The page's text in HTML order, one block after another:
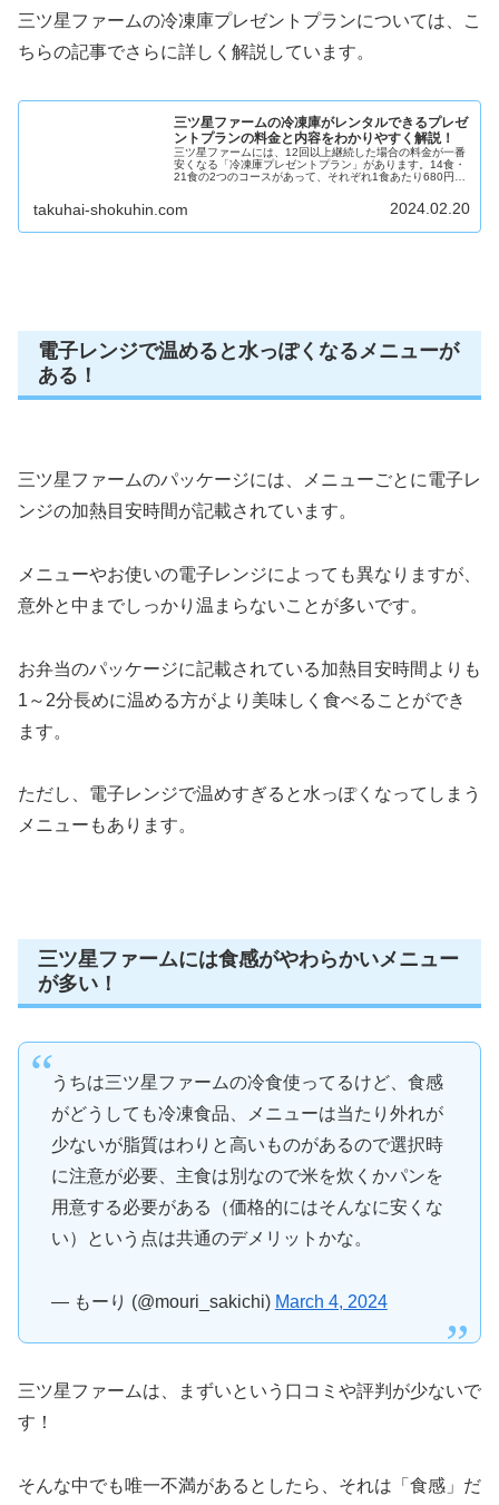
三ツ星ファームの冷凍庫プレゼントプランについては、こ
ちらの記事でさらに詳しく解説しています。
三ツ星ファームの冷凍庫がレンタルできるプレゼ
ントプランの料金と内容をわかりやすく解説！
三ツ星ファームには、12回以上継続した場合の料金が一番
安くなる「冷凍庫プレゼントプラン」があります。14食・
21食の2つのコースがあって、それぞれ1食あたり680円・
takuhai-shokuhin.com 2024.02.20
電子レンジで温めると水っぽくなるメニューが
ある！
三ツ星ファームのパッケージには、メニューごとに電子レ
ンジの加熱目安時間が記載されています。
メニューやお使いの電子レンジによっても異なりますが、
意外と中までしっかり温まらないことが多いです。
お弁当のパッケージに記載されている加熱目安時間よりも
1～2分長めに温める方がより美味しく食べることができ
ます。
ただし、電子レンジで温めすぎると水っぽくなってしまう
メニューもあります。
三ツ星ファームには食感がやわらかいメニュー
が多い！
うちは三ツ星ファームの冷食使ってるけど、食感
がどうしても冷凍食品、メニューは当たり外れが
少ないが脂質はわりと高いものがあるので選択時
に注意が必要、主食は別なので米を炊くかパンを
用意する必要がある（価格的にはそんなに安くな
い）という点は共通のデメリットかな。
— もーり (@mouri_sakichi) March 4, 2024
三ツ星ファームは、まずいという口コミや評判が少ないで
す！
そんな中でも唯一不満があるとしたら、それは「食感」だ